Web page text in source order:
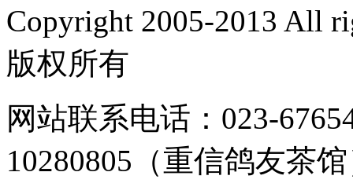
Copyright 2005-2013 All
版权所有
网站联系电话：023-
10280805（重信鸽友茶